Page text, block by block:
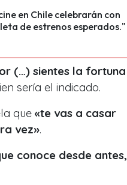
en Chile celebrarán con
de estrenos esperados."
(…) sientes la fortuna
sería el indicado.
que «te vas a casar
vez».
conoce desde antes,